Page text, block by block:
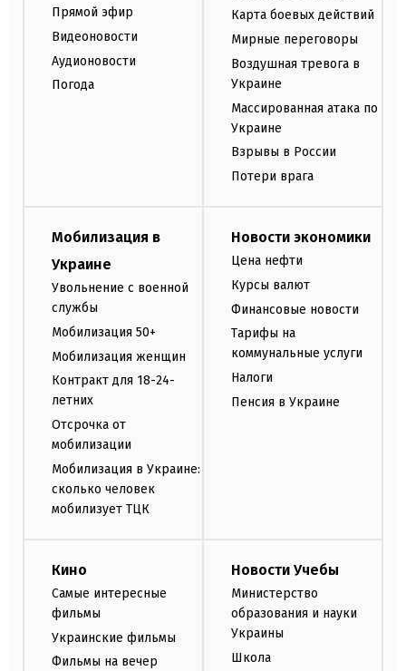
Прямой эфир
Видеоновости
Аудионовости
Погода
Карта боевых действий
Мирные переговоры
Воздушная тревога в
Украине
Массированная атака по
Украине
Взрывы в России
Потери врага
Мобилизация в
Украине
Увольнение с военной
службы
Мобилизация 50+
Мобилизация женщин
Контракт для 18-24-
летних
Отсрочка от
мобилизации
Мобилизация в Украине:
сколько человек
мобилизует ТЦК
Новости экономики
Цена нефти
Курсы валют
Финансовые новости
Тарифы на
коммунальные услуги
Налоги
Пенсия в Украине
Кино
Самые интересные
фильмы
Украинские фильмы
Фильмы на вечер
Новости Учебы
Министерство
образования и науки
Украины
Школа